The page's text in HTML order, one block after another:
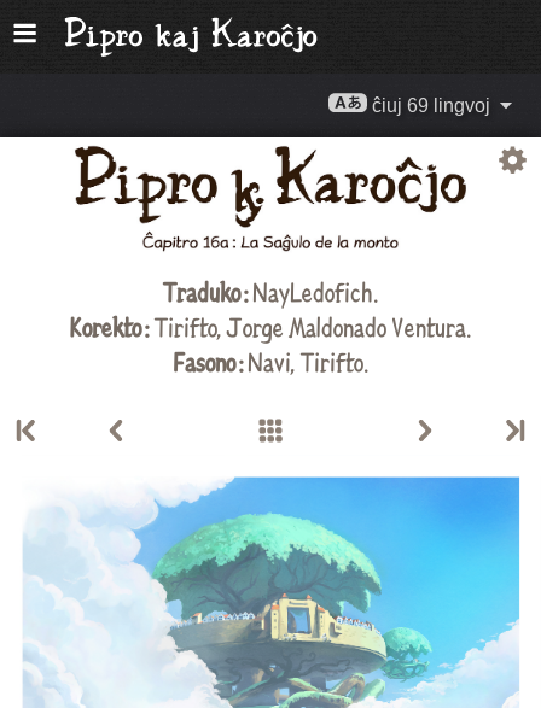
ĉiuj 69 lingvoj
Traduko :NayLedofich.
Korekto :Tirifto,Jorge Maldonado Ventura.
Fasono :Navi,Tirifto.